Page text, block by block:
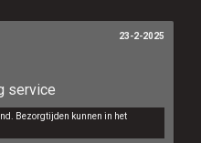
service
Bezorgtijden kunnen in het
23-2-2025